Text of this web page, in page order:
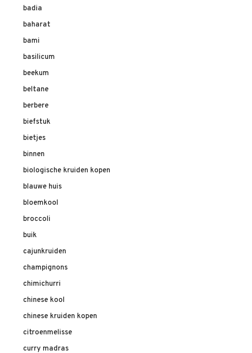
badia
baharat
bami
basilicum
beekum
beltane
berbere
biefstuk
bietjes
binnen
biologische kruiden kopen
blauwe huis
bloemkool
broccoli
buik
cajunkruiden
champignons
chimichurri
chinese kool
chinese kruiden kopen
citroenmelisse
curry madras